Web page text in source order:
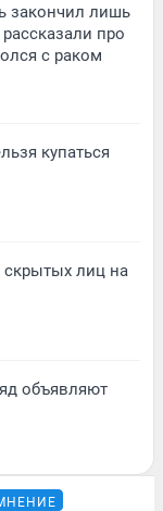
закончил лишь
про
с раком
купаться
скрытых лиц на
объявляют